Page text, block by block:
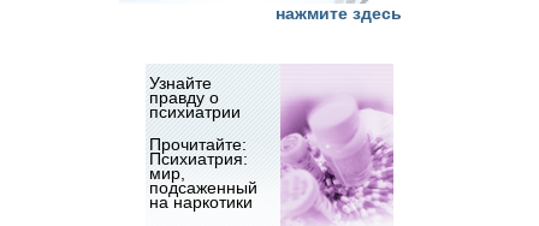
нажмите здесь
Узнайте
правду о
психиатрии
Прочитайте:
Психиатрия:
мир,
подсаженный
на наркотики